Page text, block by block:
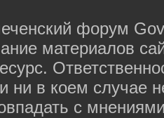
форум
материалов
ни в коем случае
с